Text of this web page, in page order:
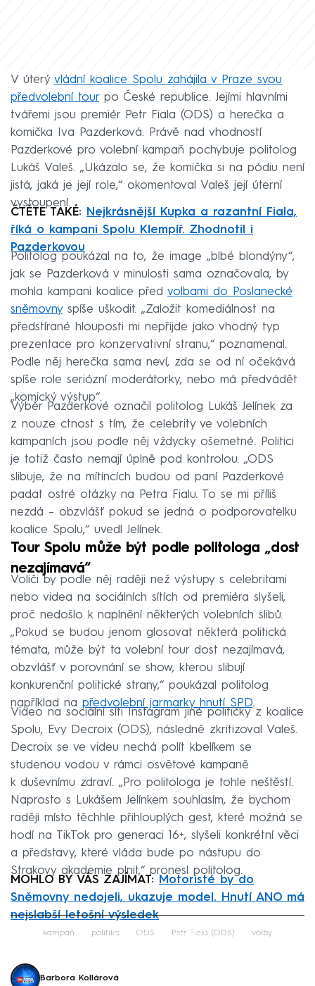
V úterý vládní koalice Spolu zahájila v Praze svou
předvolební tourpo České republice. Jejími hlavními
tvářemi jsou premiér Petr Fiala (ODS) a herečka a
komička Iva Pazderková. Právě nad vhodností
Pazderkové pro volební kampaň pochybuje politolog
Lukáš Valeš. „Ukázalo se, že komička si na pódiu není
jistá, jaká je její role,“ okomentoval Valeš její úterní
vystoupení.
ČTĚTE TAKÉ:
Nejkrásnější Kupka a razantní Fiala,
říká o kampani Spolu Klempíř. Zhodnotil i
Pazderkovou
Politolog poukázal na to, že image „blbé blondýny“,
jak se Pazderková v minulosti sama označovala, by
mohla kampani koalice před volbami do Poslanecké
sněmovnyspíše uškodit. „Založit komediálnost na
předstírané hlouposti mi nepřijde jako vhodný typ
prezentace pro konzervativní stranu,“ poznamenal.
Podle něj herečka sama neví, zda se od ní očekává
spíše role seriózní moderátorky, nebo má předvádět
„komický výstup“.
Výběr Pazderkové označil politolog Lukáš Jelínek za
z nouze ctnost s tím, že celebrity ve volebních
kampaních jsou podle něj vždycky ošemetné. Politici
je totiž často nemají úplně pod kontrolou. „ODS
slibuje, že na mítincích budou od paní Pazderkové
padat ostré otázky na Petra Fialu. To se mi příliš
nezdá – obzvlášť pokud se jedná o podporovatelku
koalice Spolu,“ uvedl Jelínek.
Tour Spolu může být podle politologa „dost
nezajímavá“
Voliči by podle něj raději než výstupy s celebritami
nebo videa na sociálních sítích od premiéra slyšeli,
proč nedošlo k naplnění některých volebních slibů.
„Pokud se budou jenom glosovat některá politická
témata, může být ta volební tour dost nezajímavá,
obzvlášť v porovnání se show, kterou slibují
konkurenční politické strany,“ poukázal politolog
například na předvolební jarmarky hnutí SPD.
Video na sociální síti Instagram jiné političky z koalice
Spolu, Evy Decroix (ODS), následně zkritizoval Valeš.
Decroix se ve videu nechá polít kbelíkem se
studenou vodou v rámci osvětové kampaně
k duševnímu zdraví. „Pro politologa je tohle neštěstí.
Naprosto s Lukášem Jelínkem souhlasím, že bychom
raději místo těchhle přihlouplých gest, které možná se
hodí na TikTok pro generaci 16+, slyšeli konkrétní věci
a představy, které vláda bude po nástupu do
Strakovy akademie plnit,“ pronesl politolog.
MOHLO BY VÁS ZAJÍMAT:
Motoristé by do
Sněmovny nedojeli, ukazuje model. Hnutí ANO má
nejslabší letošní výsledek
Failed to fetch
kampaň politika ODS Petr Fiala (ODS) volby
Barbora Kollárová